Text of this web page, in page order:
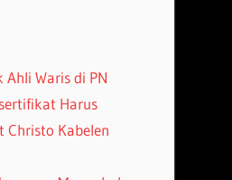
Ahli Waris di PN
Harus
Christo Kabelen